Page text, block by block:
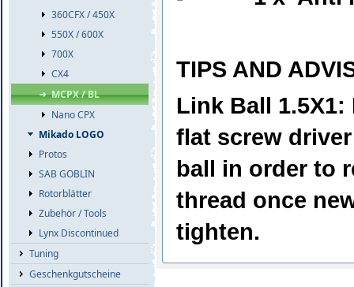
360CFX / 450X
550X / 600X
700X
CX4
MCPX / BL
Nano CPX
Mikado LOGO
Protos
SAB GOBLIN
Rotorblätter
Zubehör / Tools
Lynx Discontinued
Tuning
Geschenkgutscheine
TIPS AND
Link Ball
flat screw
ball in order to
thread once
tighten.